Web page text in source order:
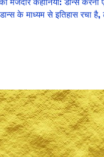
के माध्यम से इतिहास रचा